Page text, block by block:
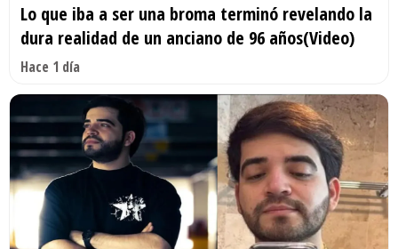
Lo que iba a ser una broma terminó revelando la
dura realidad de un anciano de 96 años(Video)
Hace 1 día